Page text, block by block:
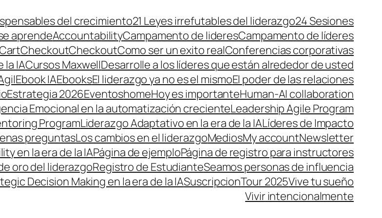
del crecimiento21 Leyes irrefutables del liderazgo24 Sesiones
aprendeAccountabilityCampamento de lideresCampamento de líderes
CheckoutCheckoutComo ser un exito realConferencias corporativas
la IACursos MaxwellDesarrolle a los líderes que están alrededor de usted
Ebook IAEbooksEl liderazgo ya no es el mismoEl poder de las relaciones
Estrategia 2026EventoshomeHoy es importanteHuman-AI collaboration
Emocional en la automatización crecienteLeadership Agile Program
ProgramLiderazgo Adaptativo en la era de la IALíderes de Impacto
preguntasLos cambios en el liderazgoMediosMy accountNewsletter
en la era de la IAPágina de ejemploPágina de registro para instructores
oro del liderazgoRegistro de EstudianteSeamos personas de influencia
Decision Making en la era de la IASuscripcionTour 2025Vive tu sueño
Vivir intencionalmente